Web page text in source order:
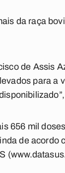
da raça
de Assis
para a
656 mil
de acordo